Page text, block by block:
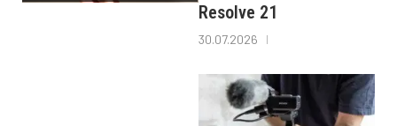
Resolve 21
30.07.2026